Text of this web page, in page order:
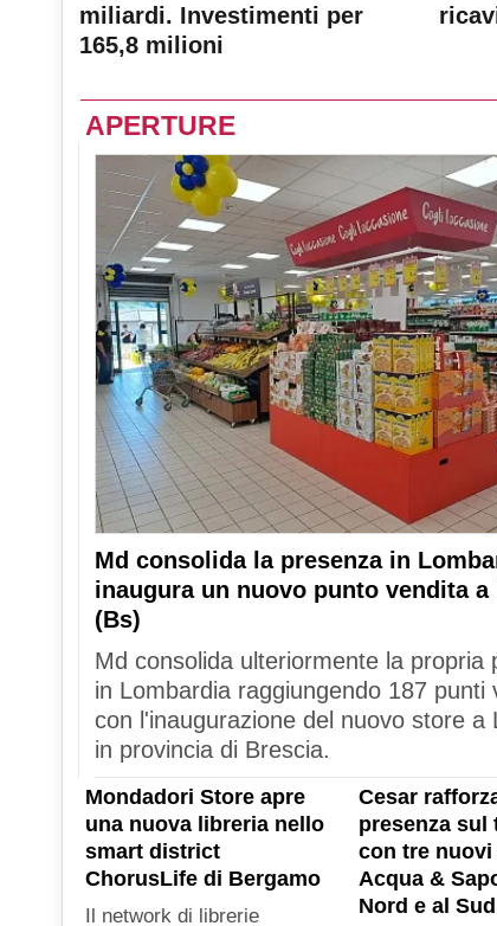
miliardi. Investimenti per
165,8 milioni
APERTURE
Md consolida la presenza in
inaugura un nuovo punto vendita a
(Bs)
Md consolida ulteriormente la propria
in Lombardia raggiungendo 187 punti
con l'inaugurazione del nuovo store a
in provincia di Brescia.
Mondadori Store apre
una nuova libreria nello
smart district
ChorusLife di Bergamo
Il network di librerie
Cesar
presenza sul
con tre nuovi
Acqua &
Nord e al Sud